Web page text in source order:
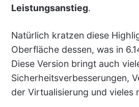
Leistungsanstieg.
Natürlich kratzen diese
Oberfläche dessen, was in
Diese Version bringt auch
Sicherheitsverbesserungen,
der Virtualisierung und vieles